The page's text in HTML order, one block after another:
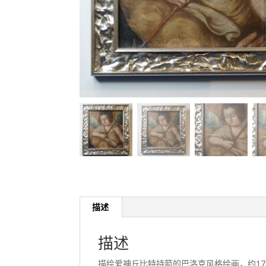
描述
描述
描绘爱神丘比特持箭的巴洛克风格绘画，约